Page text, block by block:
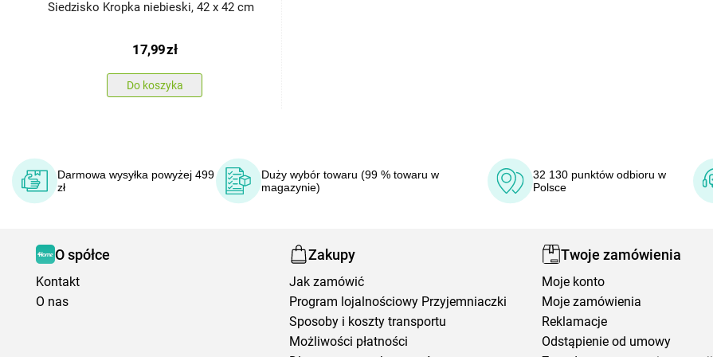
Siedzisko Kropka niebieski, 42 x 42 cm
17,99zł
Do koszyka
Darmowa wysyłka powyżej 499
zł
Duży wybór towaru (99 % towaru w
magazynie)
32 130 punktów odbioru w
Polsce
O spółce
Kontakt
O nas
Zakupy
Jak zamówić
Program lojalnościowy Przyjemniaczki
Sposoby i koszty transportu
Możliwości płatności
Twoje zamówienia
Moje konto
Moje zamówienia
Reklamacje
Odstąpienie od umowy